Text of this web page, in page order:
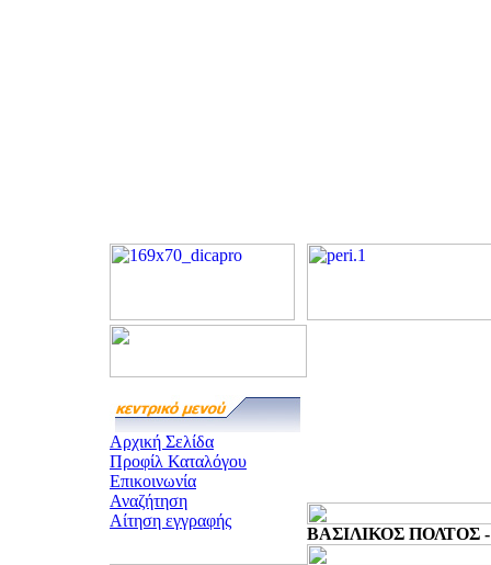
Αρχική Σελίδα
Προφίλ Καταλόγου
Επικοινωνία
Αναζήτηση
Αίτηση εγγραφής
ΒΑΣΙΛΙΚΟΣ ΠΟΛΤΟΣ -